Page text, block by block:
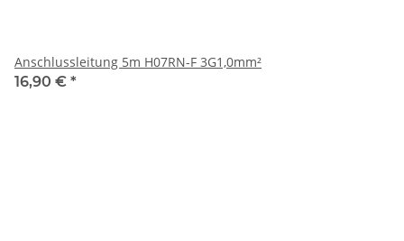
Anschlussleitung 5m H07RN-F 3G1,0mm²
16,90 € *